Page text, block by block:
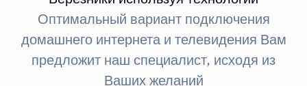
Оптимальный вариант подключения
домашнего интернета и телевидения Вам
предложит наш специалист, исходя из
Ваших желаний